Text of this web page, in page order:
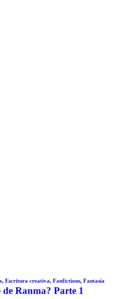
, Escritura creativa, Fanfictions, Fantasía
Ranma? Parte 1